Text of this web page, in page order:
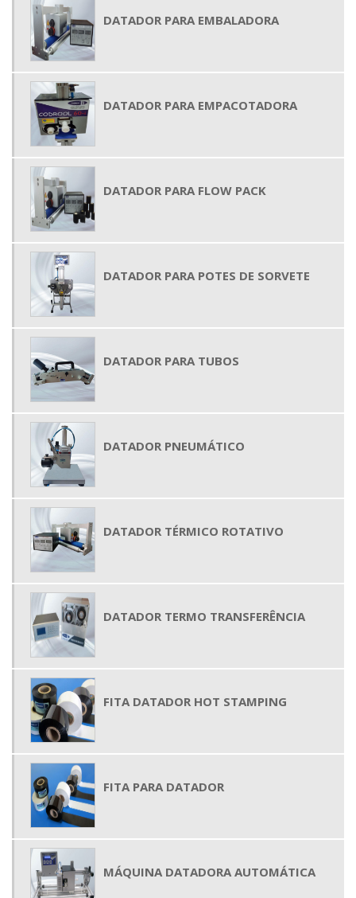
DATADOR PARA EMBALADORA
DATADOR PARA EMPACOTADORA
DATADOR PARA FLOW PACK
DATADOR PARA POTES DE SORVETE
DATADOR PARA TUBOS
DATADOR PNEUMÁTICO
DATADOR TÉRMICO ROTATIVO
DATADOR TERMO TRANSFERÊNCIA
FITA DATADOR HOT STAMPING
FITA PARA DATADOR
MÁQUINA DATADORA AUTOMÁTICA